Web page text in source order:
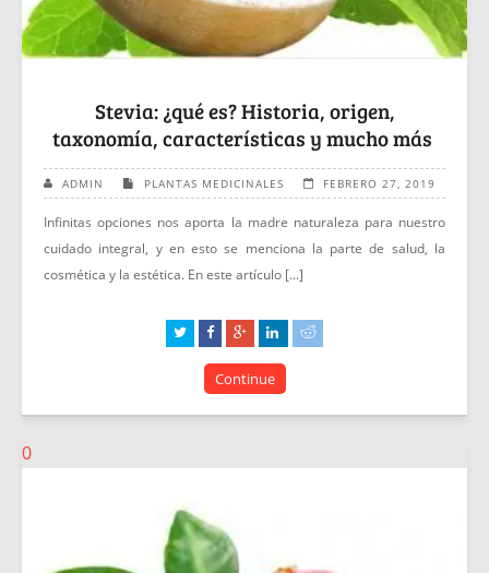
Stevia: ¿qué es? Historia, origen,
taxonomía, características y mucho más
ADMIN PLANTAS MEDICINALES FEBRERO 27, 2019
Infinitas opciones nos aporta la madre naturaleza para nuestro
cuidado integral, y en esto se menciona la parte de salud, la
cosmética y la estética. En este artículo [...]
Continue
0